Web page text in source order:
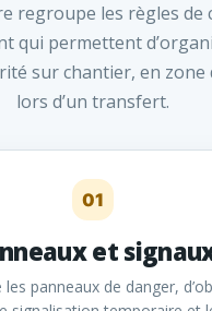
regroupe les règles de
qui permettent
sur chantier, en
lors d’un transfert.
01
et
les panneaux de danger,